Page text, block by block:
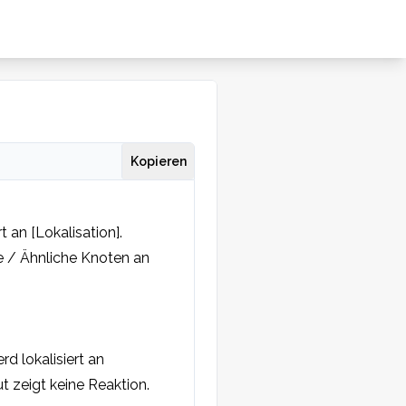
Kopieren
an [Lokalisation].
/ Ähnliche Knoten an
lokalisiert an
zeigt keine Reaktion.